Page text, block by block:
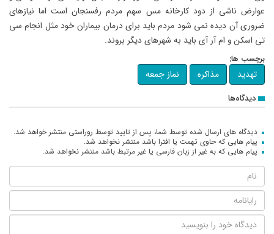
عوارض ناشی از دود کارخانه مس سهم مردم رفسنجان است اما نیازهای
ضروری آن دیده نمی شود مردم باید برای درمان بیماران خود مثل انجام سی
تی اسکن و ام آر آی باید به شهرهای دیگر بروند.
برچسب ها:
تهدید مذاکره نماز جمعه
دیدگاه‌ها
دیدگاه های ارسال شده توسط شما، پس از تایید توسط روراستی منتشر خواهد شد.
پیام هایی که حاوی تهمت یا افترا باشد منتشر نخواهد شد.
پیام هایی که به غیر از زبان فارسی یا غیر مرتبط باشد منتشر نخواهد شد.